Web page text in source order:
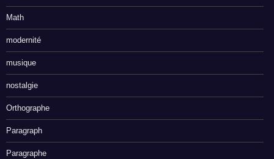
Math
modernité
musique
nostalgie
Orthographe
Paragraph
Paragraphe